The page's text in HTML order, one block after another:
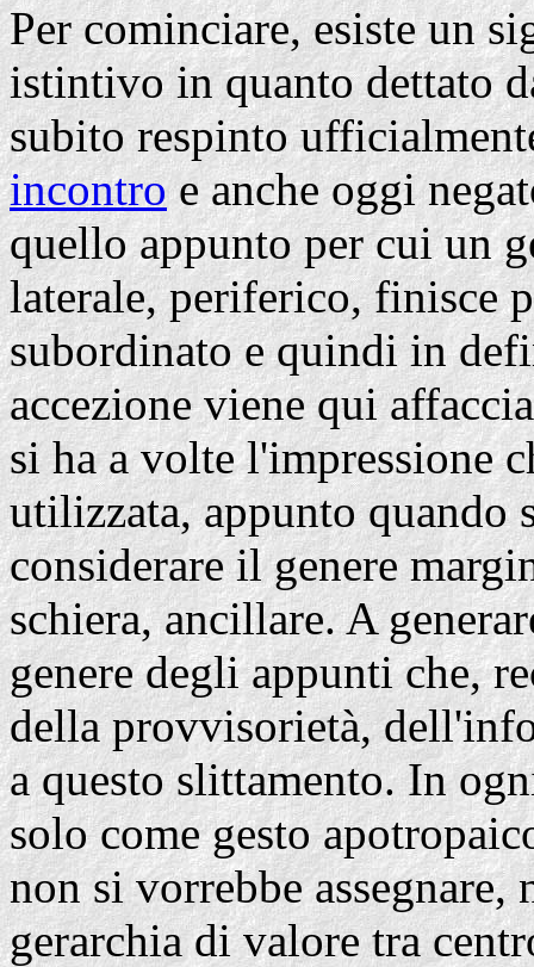
Per cominciare, esiste un
istintivo in quanto dettato
subito respinto
incontroe anche oggi
quello appunto per cui un
laterale, periferico, finisce
subordinato e quindi in
accezione viene qui
si ha a volte l'impressione
utilizzata, appunto quando
considerare il genere
schiera, ancillare. A
genere degli appunti che,
della provvisorietà,
a questo slittamento. In
solo come gesto
non si vorrebbe assegnare,
gerarchia di valore tra